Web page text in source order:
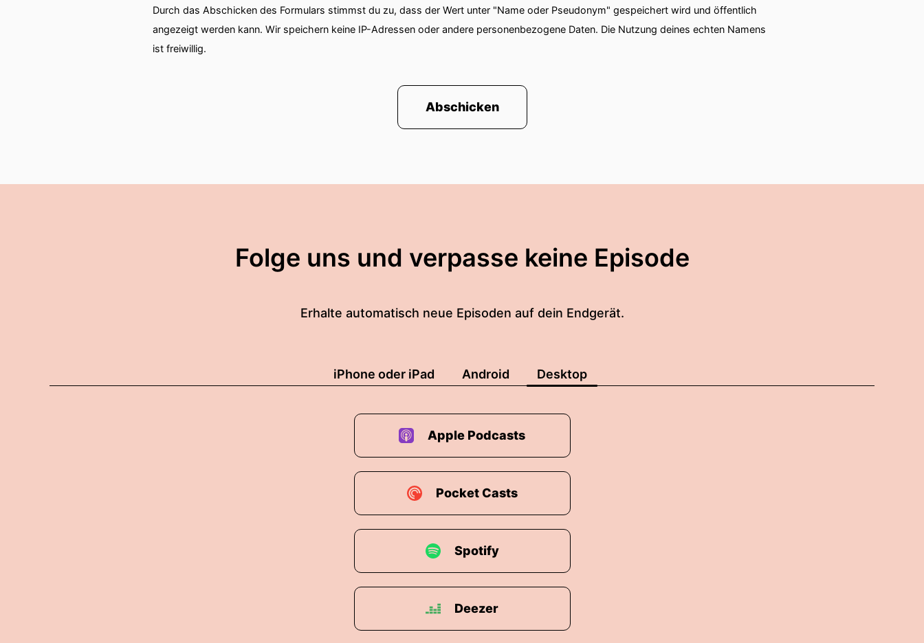
Durch das Abschicken des Formulars stimmst du zu, dass der Wert unter "Name oder Pseudonym" gespeichert wird und öffentlich
angezeigt werden kann. Wir speichern keine IP-Adressen oder andere personenbezogene Daten. Die Nutzung deines echten Namens
ist freiwillig.
Abschicken
Folge uns und verpasse keine Episode
Erhalte automatisch neue Episoden auf dein Endgerät.
iPhone oder iPad Android Desktop
Apple Podcasts
Pocket Casts
Spotify
Deezer